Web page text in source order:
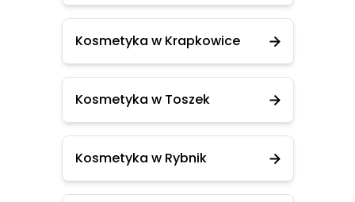
Kosmetyka w Krapkowice
Kosmetyka w Toszek
Kosmetyka w Rybnik